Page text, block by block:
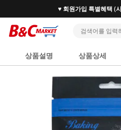
♥ 회원가입 특별혜택 (
상품설명 상품상세